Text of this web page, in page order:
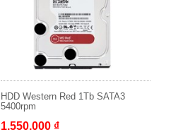
HDD Western Red 1Tb SATA3
5400rpm
1.550.000 ₫